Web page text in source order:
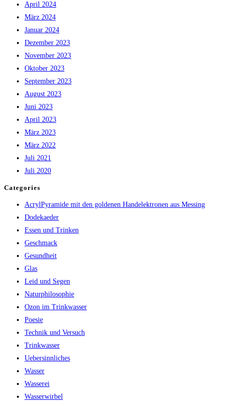
April 2024
März 2024
Januar 2024
Dezember 2023
November 2023
Oktober 2023
September 2023
August 2023
Juni 2023
April 2023
März 2023
März 2022
Juli 2021
Juli 2020
Categories
AcrylPyramide mit den goldenen Handelektronen aus Messing
Dodekaeder
Essen und Trinken
Geschmack
Gesundheit
Glas
Leid und Segen
Naturphilosophie
Ozon im Trinkwasser
Poesie
Technik und Versuch
Trinkwasser
Uebersinnliches
Wasser
Wasserei
Wasserwirbel